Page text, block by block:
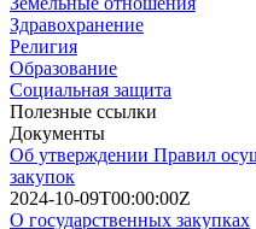
Здравохранение
Религия
Образование
Социальная защита
Полезные ссылки
Документы
Об утверждении Правил
закупок
2024-10-09T00:00:00Z
О государственных закупках